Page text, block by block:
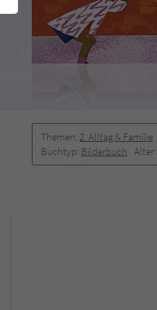
Themen: 2. Alltag & Familie
Buchtyp: Bilderbuch Alter: